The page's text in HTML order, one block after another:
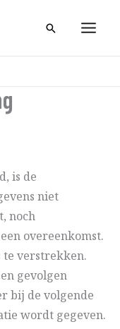
Zoeken
is de
niet
noch
overeenkomst.
te verstrekken.
gevolgen
bij de volgende
wordt gegeven.